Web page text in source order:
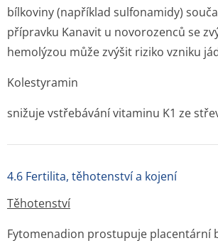
bílkoviny (například sulfonamidy)
přípravku Kanavit u novorozenců se
hemolýzou může zvýšit riziko vzniku
Kolestyramin
snižuje vstřebávání vitaminu K1 ze
4.6 Fertilita, těhotenství a kojení
Těhotenství
Fytomenadion prostupuje placentární